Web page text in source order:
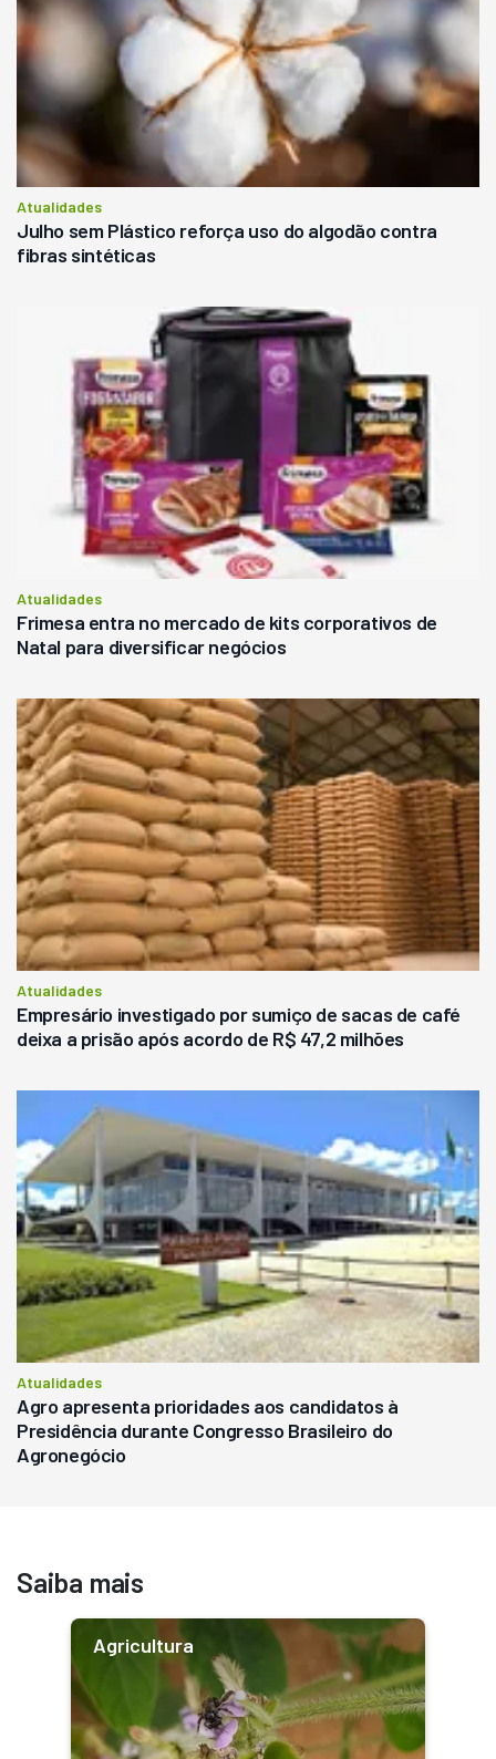
Atualidades
Julho sem Plástico reforça uso do algodão contra
fibras sintéticas
Atualidades
Frimesa entra no mercado de kits corporativos de
Natal para diversificar negócios
Atualidades
Empresário investigado por sumiço de sacas de café
deixa a prisão após acordo de R$ 47,2 milhões
Atualidades
Agro apresenta prioridades aos candidatos à
Presidência durante Congresso Brasileiro do
Agronegócio
Saiba mais
Agricultura